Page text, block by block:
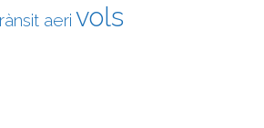
aeri vols